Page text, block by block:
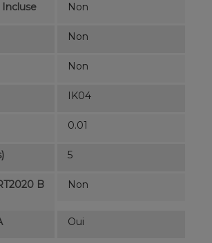
Non
Non
Non
IK04
0.01
5
B
Non
Oui